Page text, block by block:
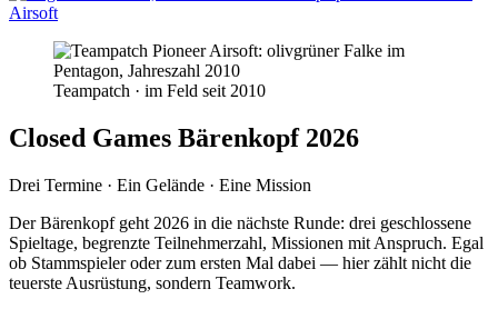
Teampatch · im Feld seit 2010
Closed Games Bärenkopf 2026
Drei Termine · Ein Gelände · Eine Mission
Der Bärenkopf geht 2026 in die nächste Runde: drei geschlossene
Spieltage, begrenzte Teilnehmerzahl, Missionen mit Anspruch. Egal
ob Stammspieler oder zum ersten Mal dabei — hier zählt nicht die
teuerste Ausrüstung, sondern Teamwork.